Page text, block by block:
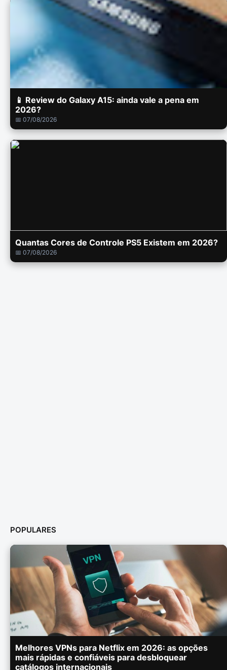
📱 Review do Galaxy A15: ainda vale a pena em
2026?
📅 07/08/2026
Quantas Cores de Controle PS5 Existem em 2026?
📅 07/08/2026
POPULARES
Melhores VPNs para Netflix em 2026: as opções
mais rápidas e confiáveis para desbloquear
catálogos internacionais